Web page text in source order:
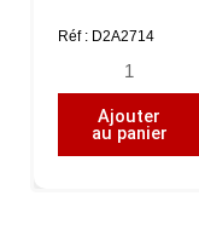
CC125
Réf : D2A2714
quantité
de
Bouche
Ajouter
au panier